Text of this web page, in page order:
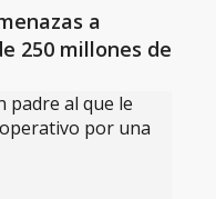
a
250 millones de